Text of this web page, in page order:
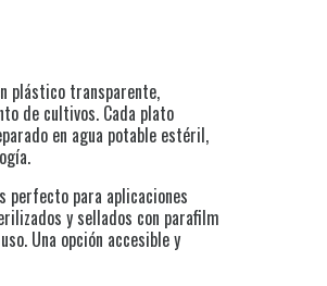
plástico transparente,
de cultivos. Cada plato
en agua potable estéril,
perfecto para aplicaciones
y sellados con parafilm
Una opción accesible y